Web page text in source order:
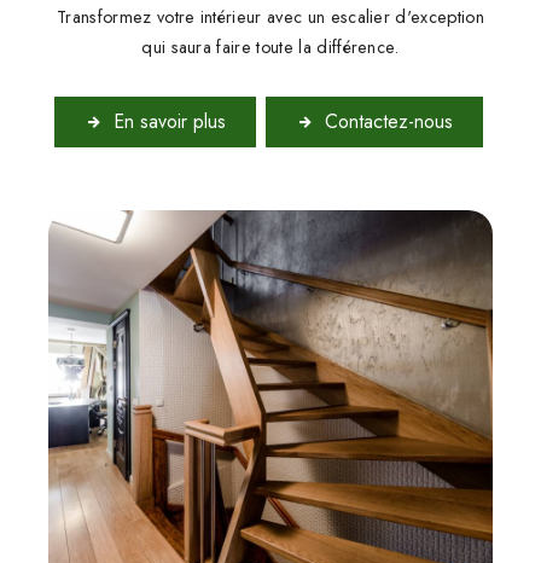
Transformez votre intérieur avec un escalier d'exception
qui saura faire toute la différence.
En savoir plus Contactez-nous